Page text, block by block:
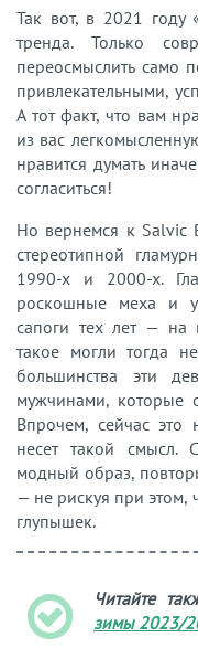
Так вот, в 2021 году
тренда. Только
переосмыслить само
привлекательными,
А тот факт, что вам
из вас
нравится думать
согласиться!
Но вернемся к Salvic
стереотипной
1990-х и 2000-х.
роскошные меха и
сапоги тех лет — на
такое могли тогда
большинства эти
мужчинами, которые
Впрочем, сейчас это
несет такой смысл.
модный образ,
— не рискуя при этом,
глупышек.
Читайте
зимы 2023/